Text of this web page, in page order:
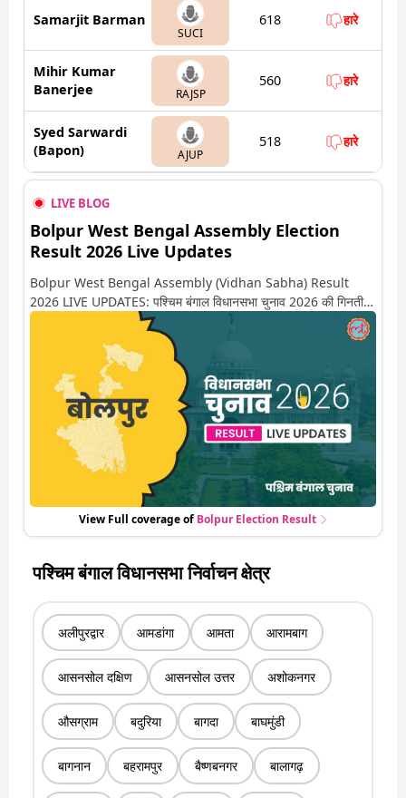
Samarjit Barman
SUCI
618 हारे
Mihir Kumar
Banerjee
RAJSP
560 हारे
Syed Sarwardi
(Bapon)
AJUP
518 हारे
LIVE BLOG
Bolpur West Bengal Assembly Election
Result 2026 Live Updates
Bolpur West Bengal Assembly (Vidhan Sabha) Result
2026 LIVE UPDATES: पश्चिम बंगाल विधानसभा चुनाव 2026 की गिनती
अगले कुछ ही देर में शुरू होने वाली है. यहां देखें बोलपुर सीट पर कौन आगे-कौन
पीछे से लेकर किस तरफ जा रहें है रुझान. साथ ही पाइए इस सीट पर हो रही हर
एक हलचल की अपडेट वो भी रियल टाइम में
View Full coverage of BolpurElection Result
पश्चिम बंगाल विधानसभा निर्वाचन क्षेत्र
अलीपुरद्वार आमडांगा आमता आरामबाग
आसनसोल दक्षिण आसनसोल उत्तर अशोकनगर
औसग्राम बदुरिया बागदा बाघमुंडी
बागनान बहरामपुर बैष्णबनगर बालागढ़